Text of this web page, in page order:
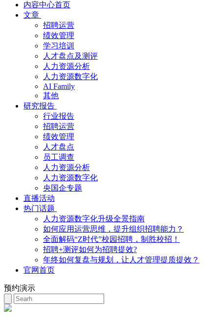
内容中心首页
文章
招聘运营
绩效管理
学习培训
人才盘点及测评
人力资源分析
人力资源数字化
AI Family
其他
研究报告
行业报告
招聘运营
绩效管理
人才盘点
员工调查
人力资源分析
人力资源数字化
央国企专题
直播活动
热门话题
人力资源数字化升级全景指南
如何应用运营思维，提升组织招聘能力？
全面解码“Z时代”校园招聘，制胜校招！
招聘+测评如何为招聘提效?
年终如何复盘与规划，让人才管理提质提效？
官网首页
预约演示